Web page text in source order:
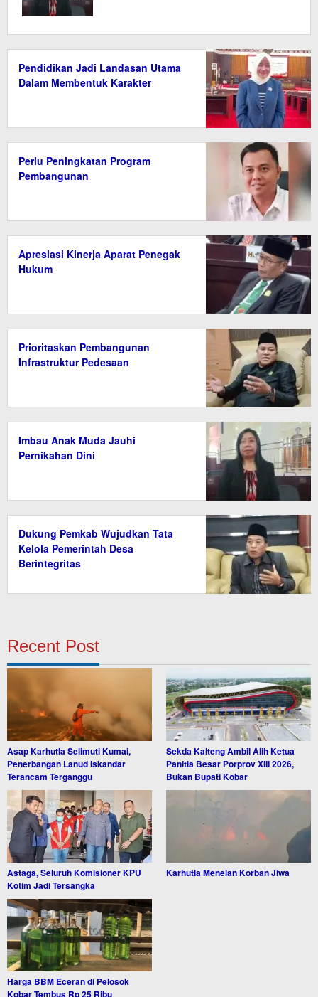
Pendidikan Jadi Landasan Utama
Dalam Membentuk Karakter
Perlu Peningkatan Program
Pembangunan
Apresiasi Kinerja Aparat Penegak
Hukum
Prioritaskan Pembangunan
Infrastruktur Pedesaan
Imbau Anak Muda Jauhi
Pernikahan Dini
Dukung Pemkab Wujudkan Tata
Kelola Pemerintah Desa
Berintegritas
Recent Post
Asap Karhutla Selimuti Kumai,
Penerbangan Lanud Iskandar
Terancam Terganggu
Sekda Kalteng Ambil Alih Ketua
Panitia Besar Porprov XIII 2026,
Bukan Bupati Kobar
Astaga, Seluruh Komisioner KPU
Kotim Jadi Tersangka
Karhutla Menelan Korban Jiwa
Harga BBM Eceran di Pelosok